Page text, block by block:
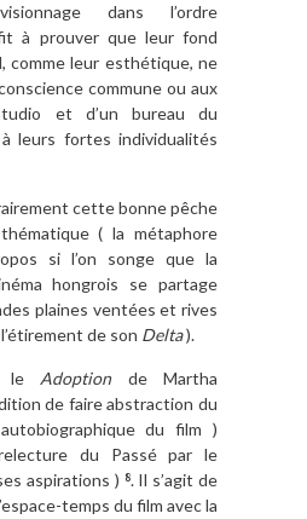
dans l’ordre
à prouver que leur fond
comme leur esthétique, ne
commune ou aux
et d’un bureau du
leurs fortes individualités
cette bonne pêche
( la métaphore
si l’on songe que la
hongrois se partage
plaines ventées et rives
de son Delta).
le Adoptionde Martha
de faire abstraction du
du film )
du Passé par le
aspirations ) 8. Il s’agit de
temps du film avec la